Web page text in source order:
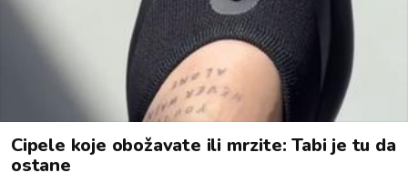
Cipele koje obožavate ili mrzite: Tabi je tu da
ostane